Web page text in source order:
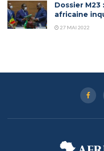
Dossier M23
africaine
27 MAI 2022